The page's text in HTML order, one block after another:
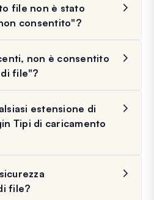
file non è stato
consentito"?
non è consentito
file"?
estensione di
Tipi di caricamento
file?